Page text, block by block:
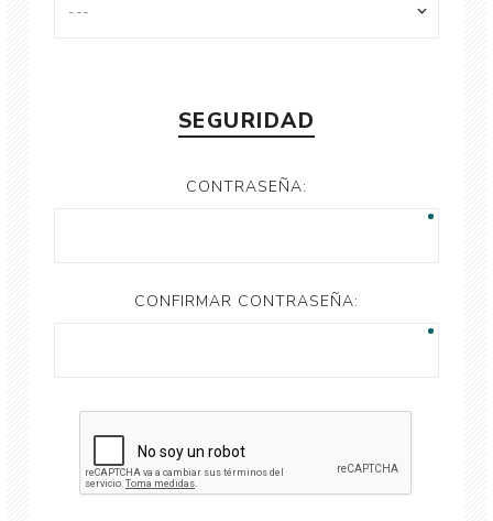
SEGURIDAD
CONTRASEÑA:
CONFIRMAR CONTRASEÑA: